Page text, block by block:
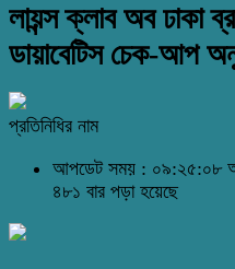
লায়ন্স ক্লাব অব ঢাকা
ডায়াবেটিস চেক-আপ
প্রতিনিধির নাম
আপডেট সময় : ০৯:২৫:০৮
৪৮১ বার পড়া হয়েছে